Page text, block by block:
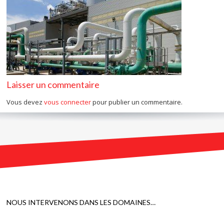
Laisser un commentaire
Vous devezvous connecterpour publier un commentaire.
NOUS INTERVENONS DANS LES DOMAINES…